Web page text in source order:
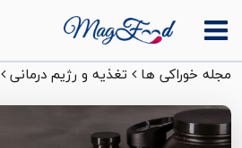
مجله خوراکی ها تغذیه و رژیم درمانی